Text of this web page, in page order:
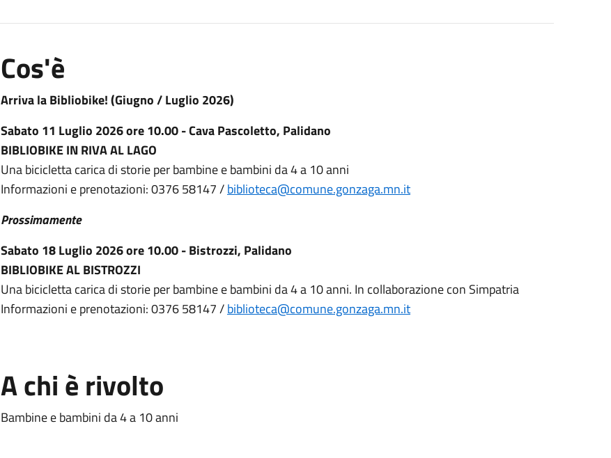
Cos'è
Arriva la Bibliobike! (Giugno / Luglio 2026)
Sabato 11 Luglio 2026 ore 10.00 - Cava Pascoletto, Palidano
BIBLIOBIKE IN RIVA AL LAGO
Una bicicletta carica di storie per bambine e bambini da 4 a 10 anni
Informazioni e prenotazioni: 0376 58147 /biblioteca@comune.gonzaga.mn.it
Prossimamente
Sabato 18 Luglio 2026 ore 10.00 - Bistrozzi, Palidano
BIBLIOBIKE AL BISTROZZI
Una bicicletta carica di storie per bambine e bambini da 4 a 10 anni. In collaborazione con Simpatria
Informazioni e prenotazioni: 0376 58147 /biblioteca@comune.gonzaga.mn.it
A chi è rivolto
Bambine e bambini da 4 a 10 anni